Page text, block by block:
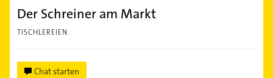
Der Schreiner am Markt
TISCHLEREIEN
Chat starten